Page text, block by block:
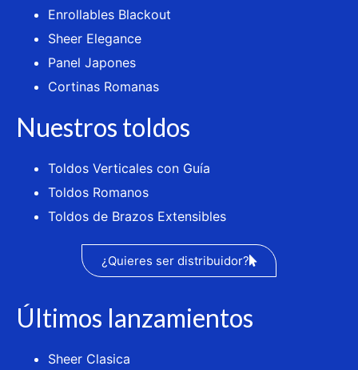
Enrollables Blackout
Sheer Elegance
Panel Japones
Cortinas Romanas
Nuestros toldos
Toldos Verticales con Guía
Toldos Romanos
Toldos de Brazos Extensibles
¿Quieres ser distribuidor?
Últimos lanzamientos
Sheer Clasica